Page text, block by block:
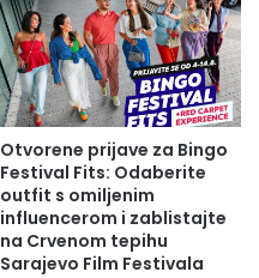
Otvorene prijave za Bingo
Festival Fits: Odaberite
outfit s omiljenim
influencerom i zablistajte
na Crvenom tepihu
Sarajevo Film Festivala